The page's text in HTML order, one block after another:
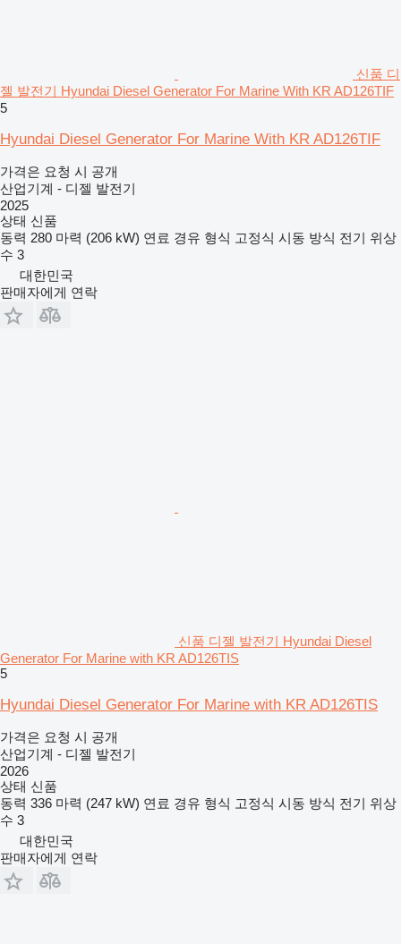
신품 디
젤 발전기 Hyundai Diesel Generator For Marine With KR AD126TIF
5
Hyundai Diesel Generator For Marine With KR AD126TIF
가격은 요청 시 공개
산업기계 - 디젤 발전기
2025
상태 신품
동력 280 마력 (206 kW) 연료 경유 형식 고정식 시동 방식 전기 위상
수 3
대한민국
판매자에게 연락
신품 디젤 발전기 Hyundai Diesel
Generator For Marine with KR AD126TIS
5
Hyundai Diesel Generator For Marine with KR AD126TIS
가격은 요청 시 공개
산업기계 - 디젤 발전기
2026
상태 신품
동력 336 마력 (247 kW) 연료 경유 형식 고정식 시동 방식 전기 위상
수 3
대한민국
판매자에게 연락